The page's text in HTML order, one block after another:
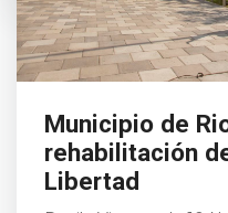
Municipio de
rehabilitación
Libertad